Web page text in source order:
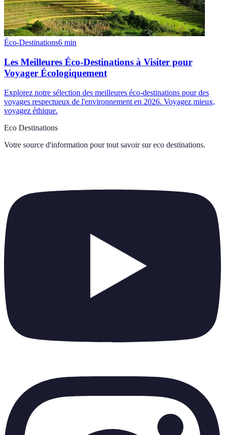
Éco-Destinations6 min
Les Meilleures Éco-Destinations à Visiter pour
Voyager Écologiquement
Explorez notre sélection des meilleures éco-destinations pour des
voyages respectueux de l'environnement en 2026. Voyagez mieux,
voyagez éthique.
Eco Destinations
Votre source d'information pour tout savoir sur eco destinations.